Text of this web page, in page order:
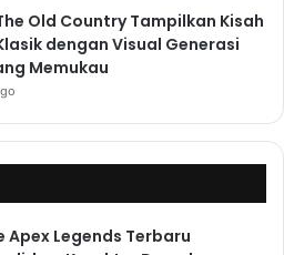
Old Country Tampilkan Kisah
dengan Visual Generasi
Memukau
Apex Legends Terbaru